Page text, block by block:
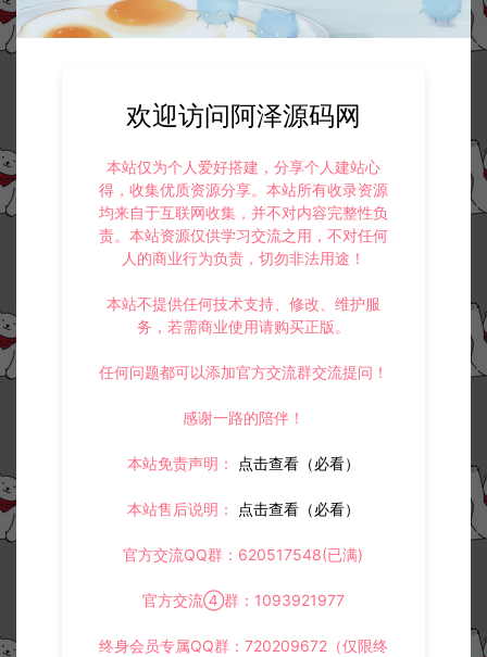
欢迎访问阿泽源码网
本站仅为个人爱好搭建，分享个人建站心
得，收集优质资源分享。本站所有收录资源
均来自于互联网收集，并不对内容完整性负
责。本站资源仅供学习交流之用，不对任何
人的商业行为负责，切勿非法用途！
本站不提供任何技术支持、修改、维护服
务，若需商业使用请购买正版。
任何问题都可以添加官方交流群交流提问！
感谢一路的陪伴！
本站免责声明： 点击查看（必看）
本站售后说明： 点击查看（必看）
官方交流QQ群：620517548(已满)
官方交流④群：1093921977
终身会员专属QQ群：720209672（仅限终